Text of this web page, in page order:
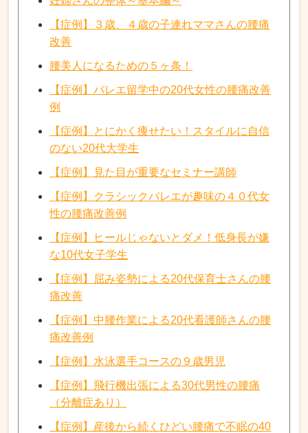
【症例】３歳、４歳の子連れママさんの腰痛
改善
腰美人になるための５ヶ条！
【症例】バレエ留学中の20代女性の腰痛改善
例
【症例】とにかく痩せたい！スタイルに自信
のない20代大学生
【症例】見た目が重要なセミナー講師
【症例】クラシックバレエが趣味の４０代女
性の腰痛改善例
【症例】ヒールじゃないとダメ！低身長が嫌
な10代女子学生
【症例】屈み姿勢による20代保育士さんの腰
痛改善
【症例】中腰作業による20代看護師さんの腰
痛改善例
【症例】水泳選手コースの９歳男児
【症例】飛行機出張による30代男性の腰痛
（分離症あり）
【症例】産後から続くひどい腰痛で不眠の40